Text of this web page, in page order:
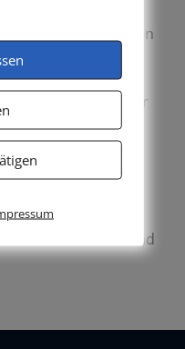
ärztlichen
hinaus in mehreren
Markt (WDR),
bezogen zu
Ferner tritt er
Ärzte und
Ärzten und
Industrie und